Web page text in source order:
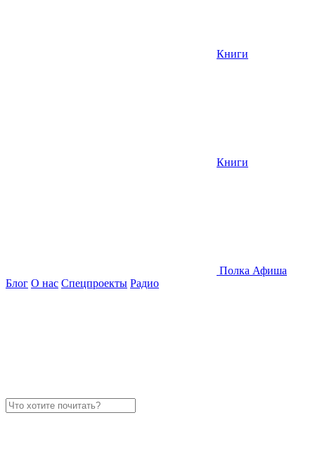
Книги
Книги
Полка Афиша
Блог О нас Спецпроекты Радио